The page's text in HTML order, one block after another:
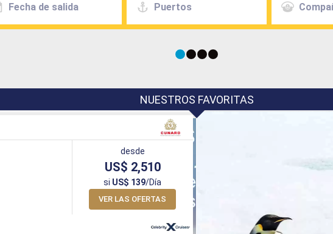
Fecha de salida Puertos
NUESTROS FAVORITAS
desde
US$ 2,510
si US$ 139/Día
VER LAS OFERTAS